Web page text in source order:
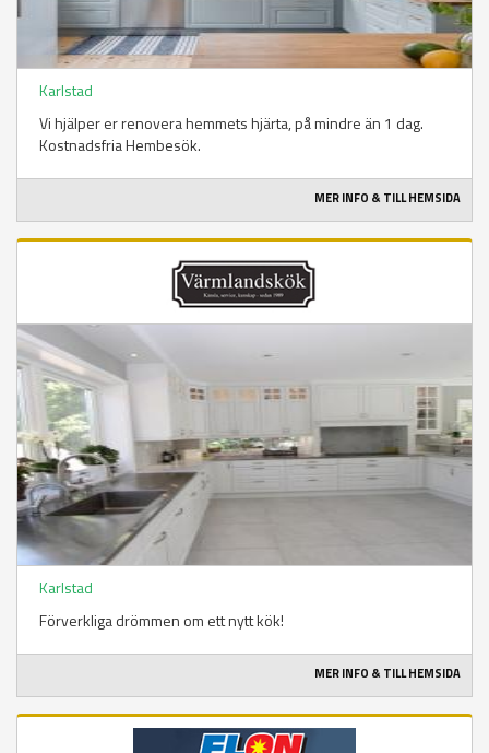
Karlstad
Vi hjälper er renovera hemmets hjärta, på mindre än 1 dag.
Kostnadsfria Hembesök.
MER INFO & TILL HEMSIDA
Karlstad
Förverkliga drömmen om ett nytt kök!
MER INFO & TILL HEMSIDA